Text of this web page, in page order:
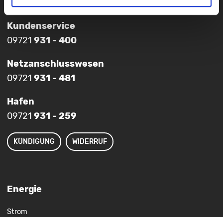
Kundenservice
09721 931 - 400
Netzanschlusswesen
09721 931 - 481
Hafen
09721 931 - 259
KÜNDIGUNG WIDERRUF
Energie
Strom